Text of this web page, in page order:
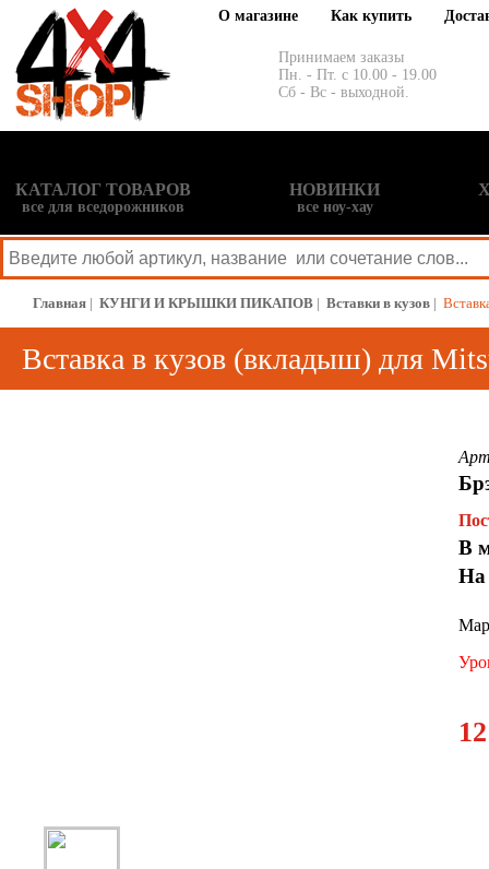
О магазине Как купить
Принимаем заказы
Пн. - Пт. с 10.00 - 19.00
Сб - Вс - выходной.
КАТАЛОГ ТОВАРОВ
все для вседорожников
НОВИНКИ
все ноу-хау
Главная | КУНГИ И КРЫШКИ ПИКАПОВ | Вставки в кузов |
Вставка в кузов (вкладыш) для
В
На